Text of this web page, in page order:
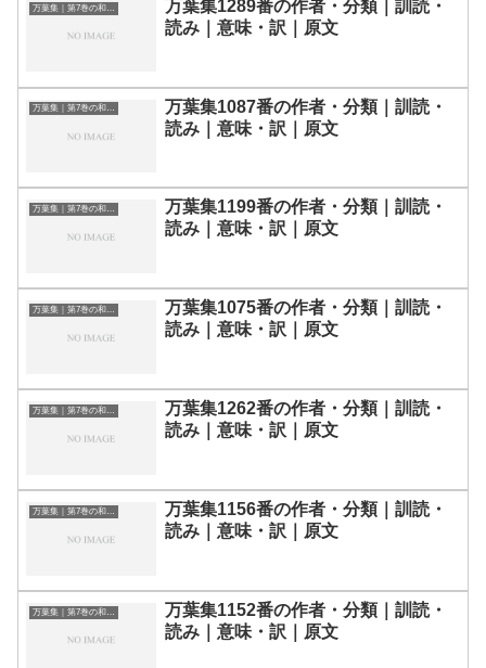
万葉集｜第7巻の和歌一覧
万葉集1289番の作者・分類｜訓読・
読み｜意味・訳｜原文
万葉集｜第7巻の和歌一覧
万葉集1087番の作者・分類｜訓読・
読み｜意味・訳｜原文
万葉集｜第7巻の和歌一覧
万葉集1199番の作者・分類｜訓読・
読み｜意味・訳｜原文
万葉集｜第7巻の和歌一覧
万葉集1075番の作者・分類｜訓読・
読み｜意味・訳｜原文
万葉集｜第7巻の和歌一覧
万葉集1262番の作者・分類｜訓読・
読み｜意味・訳｜原文
万葉集｜第7巻の和歌一覧
万葉集1156番の作者・分類｜訓読・
読み｜意味・訳｜原文
万葉集｜第7巻の和歌一覧
万葉集1152番の作者・分類｜訓読・
読み｜意味・訳｜原文